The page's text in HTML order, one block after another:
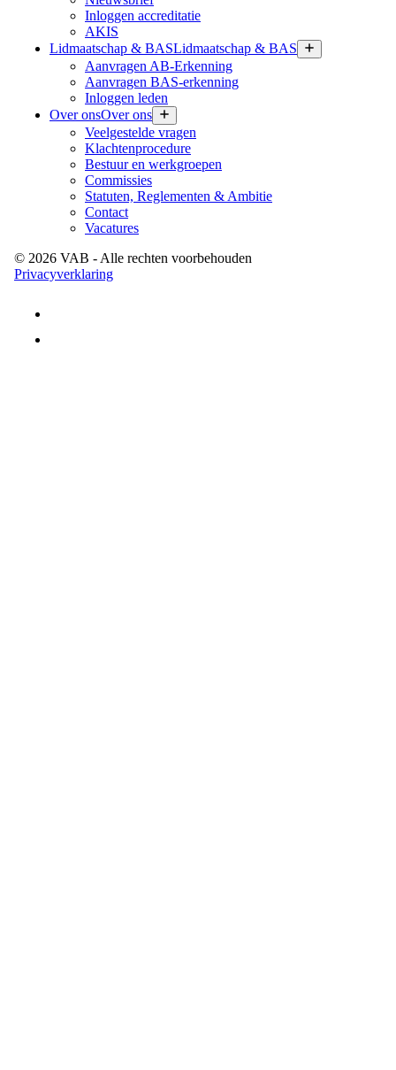
Inloggen accreditatie
AKIS
Lidmaatschap & BASLidmaatschap & BAS
Aanvragen AB-Erkenning
Aanvragen BAS-erkenning
Inloggen leden
Over onsOver ons
Veelgestelde vragen
Klachtenprocedure
Bestuur en werkgroepen
Commissies
Statuten, Reglementen & Ambitie
Contact
Vacatures
© 2026 VAB - Alle rechten voorbehouden
Privacyverklaring